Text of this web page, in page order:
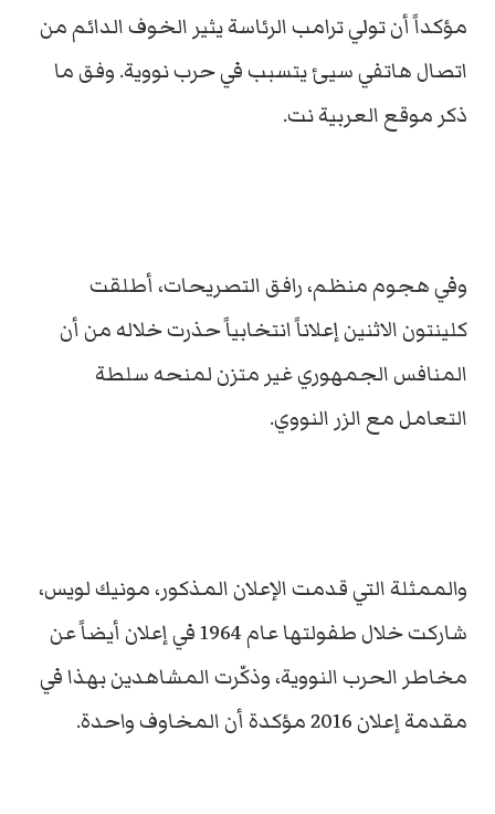
مؤكداً أن تولي ترامب الرئاسة يثير الخوف الدائم من
اتصال هاتفي سيئ يتسبب في حرب نووية. وفق ما
ذكر موقع العربية نت.
وفي هجوم منظم، رافق التصريحات، أطلقت
كلينتون الاثنين إعلاناً انتخابياً حذرت خلاله من أن
المنافس الجمهوري غير متزن لمنحه سلطة
التعامل مع الزر النووي.
والممثلة التي قدمت الإعلان المذكور، مونيك لويس،
شاركت خلال طفولتها عام 1964 في إعلان أيضاً عن
مخاطر الحرب النووية، وذكّرت المشاهدين بهذا في
مقدمة إعلان 2016 مؤكدة أن المخاوف واحدة.